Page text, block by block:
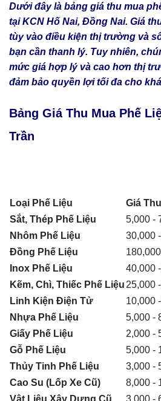
Dưới đây là bảng giá thu mua
tại KCN Hố Nai, Đồng Nai. Giá
tùy vào điều kiện thị trường và
bạn cần thanh lý. Tuy nhiên,
mức giá hợp lý và cao hơn thị
đảm bảo quyền lợi tối đa cho
Bảng Giá Thu Mua Phế
Trần
Loại Phế Liệu
Giá
Sắt, Thép Phế Liệu
5,000 -
Nhôm Phế Liệu
30,000
Đồng Phế Liệu
Inox Phế Liệu
40,000
Kẽm, Chì, Thiếc Phế Liệu 25,000
Linh Kiện Điện Tử
10,000
Nhựa Phế Liệu
5,000 -
Giấy Phế Liệu
2,000 -
Gỗ Phế Liệu
5,000 -
Thủy Tinh Phế Liệu
3,000 -
Cao Su (Lốp Xe Cũ)
8,000 -